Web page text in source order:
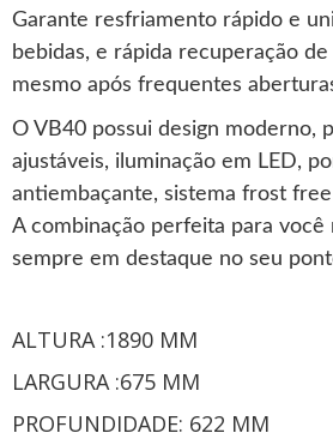
Garante resfriamento rápido e
bebidas, e rápida recuperação
mesmo após frequentes
O VB40 possui design moderno,
ajustáveis, iluminação em LED,
antiembaçante, sistema frost
A combinação perfeita para você
sempre em destaque no seu
ALTURA :1890 MM
LARGURA :675 MM
PROFUNDIDADE: 622 MM